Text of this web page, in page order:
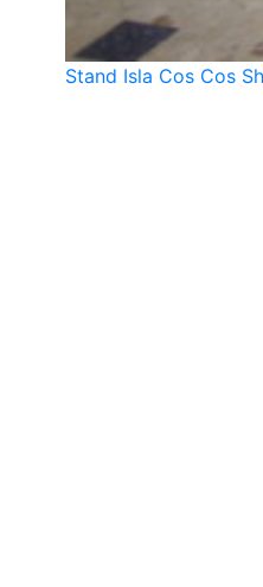
Stand Isla Cos Cos